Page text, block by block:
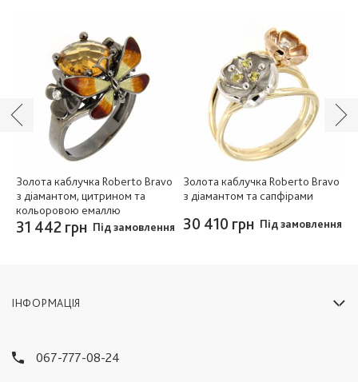
Золота каблучка Roberto Bravo
з діамантом, цитрином та
кольоровою емаллю
31 442 грн Під замовлення
Золота каблучка Roberto Bravo
з діамантом та сапфірами
30 410 грн Під замовлення
ІНФОРМАЦІЯ
067-777-08-24